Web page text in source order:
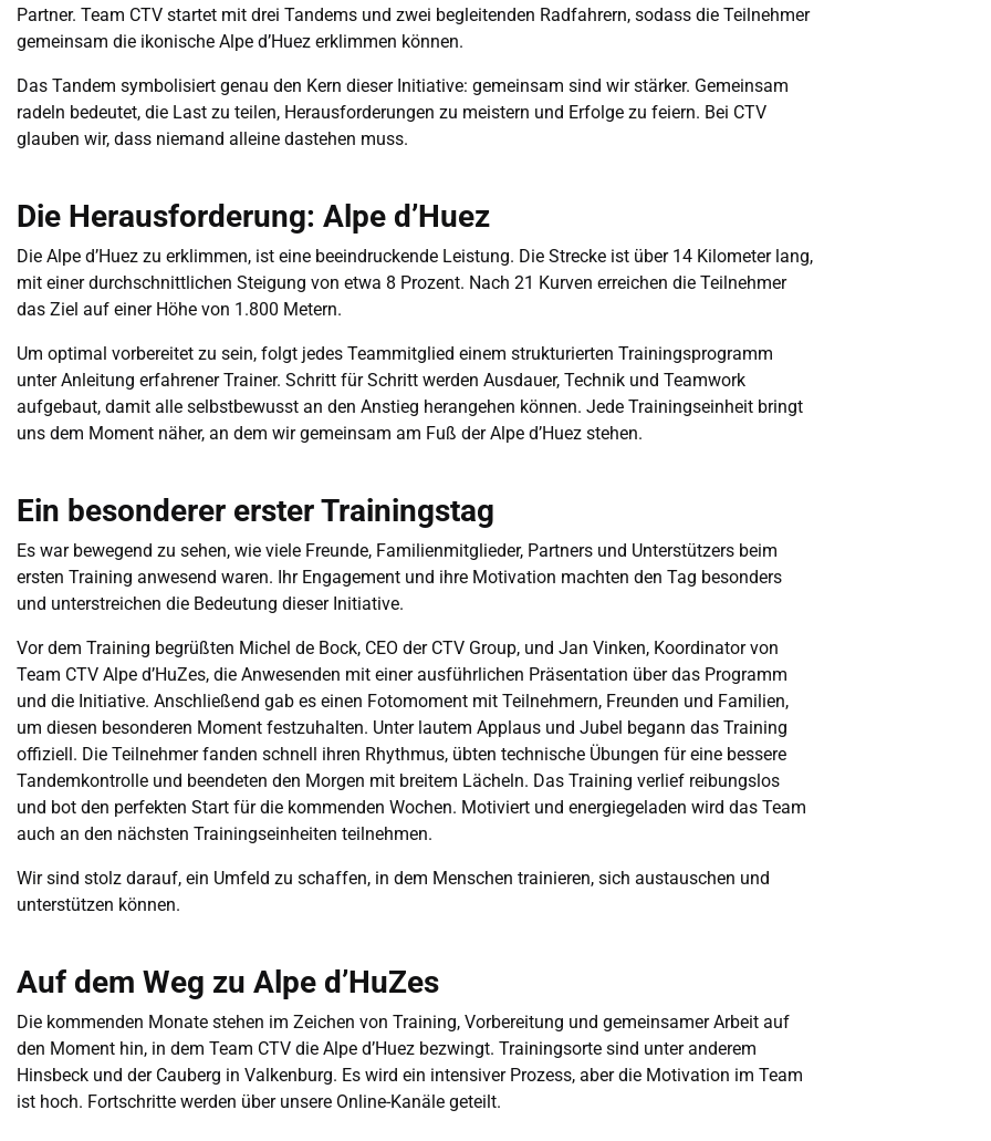
Partner. Team CTV startet mit drei Tandems und zwei begleitenden Radfahrern, sodass die Teilnehmer
gemeinsam die ikonische Alpe d’Huez erklimmen können.
Das Tandem symbolisiert genau den Kern dieser Initiative: gemeinsam sind wir stärker. Gemeinsam
radeln bedeutet, die Last zu teilen, Herausforderungen zu meistern und Erfolge zu feiern. Bei CTV
glauben wir, dass niemand alleine dastehen muss.
Die Herausforderung: Alpe d’Huez
Die Alpe d’Huez zu erklimmen, ist eine beeindruckende Leistung. Die Strecke ist über 14 Kilometer lang,
mit einer durchschnittlichen Steigung von etwa 8 Prozent. Nach 21 Kurven erreichen die Teilnehmer
das Ziel auf einer Höhe von 1.800 Metern.
Um optimal vorbereitet zu sein, folgt jedes Teammitglied einem strukturierten Trainingsprogramm
unter Anleitung erfahrener Trainer. Schritt für Schritt werden Ausdauer, Technik und Teamwork
aufgebaut, damit alle selbstbewusst an den Anstieg herangehen können. Jede Trainingseinheit bringt
uns dem Moment näher, an dem wir gemeinsam am Fuß der Alpe d’Huez stehen.
Ein besonderer erster Trainingstag
Es war bewegend zu sehen, wie viele Freunde, Familienmitglieder, Partners und Unterstützers beim
ersten Training anwesend waren. Ihr Engagement und ihre Motivation machten den Tag besonders
und unterstreichen die Bedeutung dieser Initiative.
Vor dem Training begrüßten Michel de Bock, CEO der CTV Group, und Jan Vinken, Koordinator von
Team CTV Alpe d’HuZes, die Anwesenden mit einer ausführlichen Präsentation über das Programm
und die Initiative. Anschließend gab es einen Fotomoment mit Teilnehmern, Freunden und Familien,
um diesen besonderen Moment festzuhalten. Unter lautem Applaus und Jubel begann das Training
offiziell. Die Teilnehmer fanden schnell ihren Rhythmus, übten technische Übungen für eine bessere
Tandemkontrolle und beendeten den Morgen mit breitem Lächeln. Das Training verlief reibungslos
und bot den perfekten Start für die kommenden Wochen. Motiviert und energiegeladen wird das Team
auch an den nächsten Trainingseinheiten teilnehmen.
Wir sind stolz darauf, ein Umfeld zu schaffen, in dem Menschen trainieren, sich austauschen und
unterstützen können.
Auf dem Weg zu Alpe d’HuZes
Die kommenden Monate stehen im Zeichen von Training, Vorbereitung und gemeinsamer Arbeit auf
den Moment hin, in dem Team CTV die Alpe d’Huez bezwingt. Trainingsorte sind unter anderem
Hinsbeck und der Cauberg in Valkenburg. Es wird ein intensiver Prozess, aber die Motivation im Team
ist hoch. Fortschritte werden über unsere Online-Kanäle geteilt.